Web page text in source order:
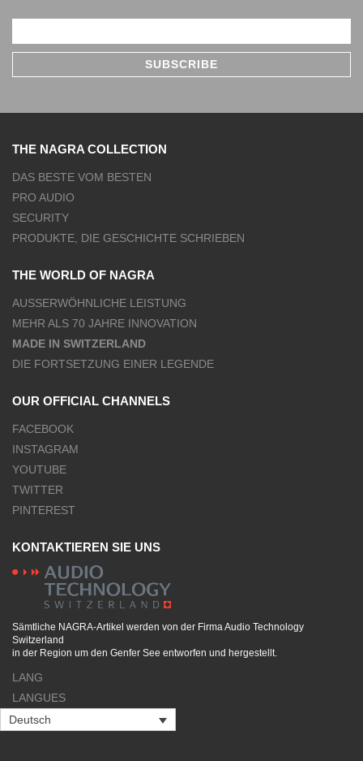
THE NAGRA COLLECTION
DAS BESTE VOM BESTEN
PRO AUDIO
SECURITY
PRODUKTE, DIE GESCHICHTE SCHRIEBEN
THE WORLD OF NAGRA
AUSSERWÖHNLICHE LEISTUNG
MEHR ALS 70 JAHRE INNOVATION
MADE IN SWITZERLAND
DIE FORTSETZUNG EINER LEGENDE
OUR OFFICIAL CHANNELS
FACEBOOK
INSTAGRAM
YOUTUBE
TWITTER
PINTEREST
KONTAKTIEREN SIE UNS
Sämtliche NAGRA-Artikel werden von der Firma Audio Technology
Switzerland
in der Region um den Genfer See entworfen und hergestellt.
LANG
LANGUES
Deutsch